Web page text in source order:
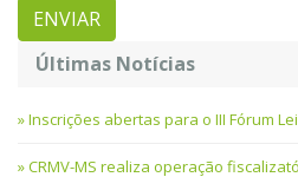
Últimas Notícias
Inscrições abertas para o III Fórum
CRMV-MS realiza operação